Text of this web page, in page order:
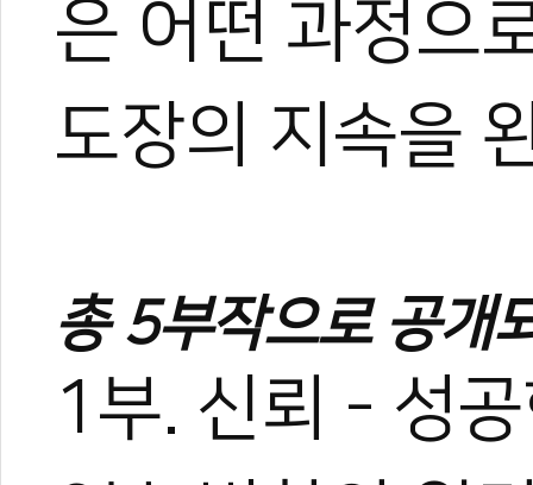
은 어떤 과정으
도장의 지속을
총 5부작으로 공개
1부. 신뢰 - 성